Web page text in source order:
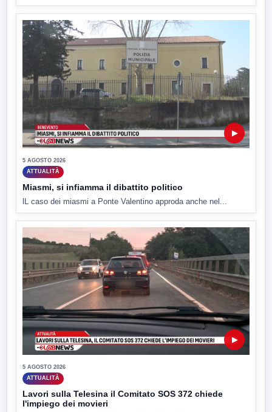
▶
5 AGOSTO 2026
ATTUALITÀ
Miasmi, si infiamma il dibattito politico
lL caso dei miasmi a Ponte Valentino approda anche nel...
▶
5 AGOSTO 2026
ATTUALITÀ
Lavori sulla Telesina il Comitato SOS 372 chiede
l'impiego dei movieri